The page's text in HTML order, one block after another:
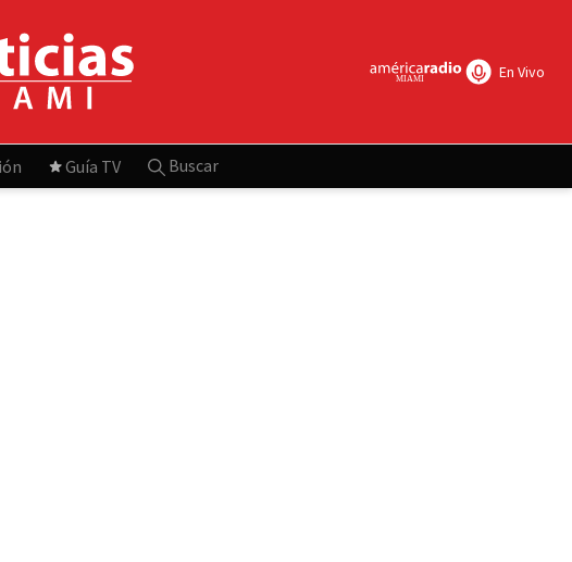
En Vivo
Guía TV Buscar